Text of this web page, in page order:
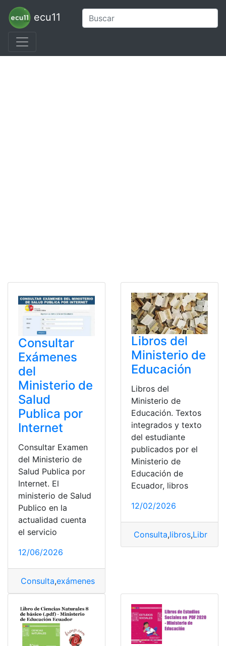
ecu11
Consultar
Exámenes
del
Ministerio de
Salud
Publica por
Internet
Consultar Examen
del Ministerio de
Salud Publica por
Internet. El
ministerio de Salud
Publico en la
actualidad cuenta
el servicio
12/06/2026
Consulta,exámenes
Libros del
Ministerio de
Educación
Libros del
Ministerio de
Educación. Textos
integrados y texto
del estudiante
publicados por el
Ministerio de
Educación de
Ecuador, libros
12/02/2026
Consulta,libros,Libros